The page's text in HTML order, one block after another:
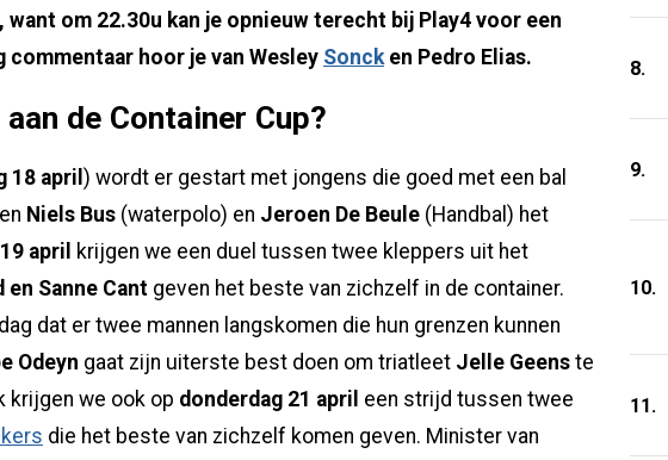
want om 22.30u kan je opnieuw terecht bij Play4 voor een
commentaar hoor je van Wesley Soncken Pedro Elias.
de Container Cup?
18 april ) wordt er gestart met jongens die goed met een bal
Niels Bus (waterpolo) en Jeroen De Beule (Handbal) het
april krijgen we een duel tussen twee kleppers uit het
en Sanne Cant geven het beste van zichzelf in de container.
dat er twee mannen langskomen die hun grenzen kunnen
Odeyn gaat zijn uiterste best doen om triatleet Jelle Geens te
krijgen we ook op donderdag 21 april een strijd tussen twee
die het beste van zichzelf komen geven. Minister van
8.
9.
10.
11.